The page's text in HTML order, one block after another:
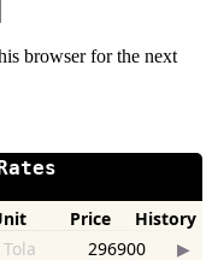
browser for the next